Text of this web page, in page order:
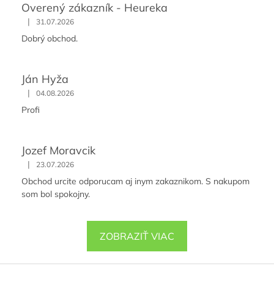
Overený zákazník - Heureka
| 31.07.2026
Dobrý obchod.
Ján Hyža
| 04.08.2026
Profi
Jozef Moravcik
| 23.07.2026
Obchod urcite odporucam aj inym zakaznikom. S nakupom
som bol spokojny.
ZOBRAZIŤ VIAC
Z